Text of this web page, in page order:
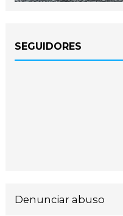
SEGUIDORES
Denunciar abuso